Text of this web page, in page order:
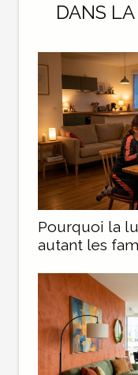
DANS
Pourquoi la
autant les